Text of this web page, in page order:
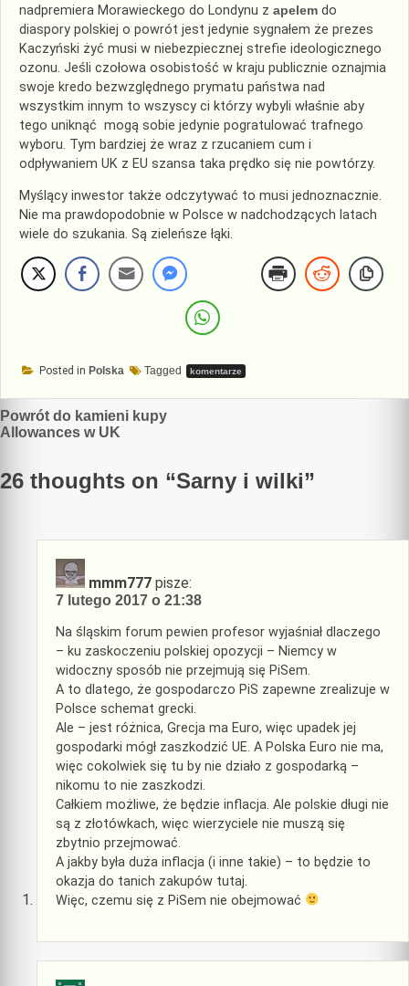
nadpremiera Morawieckego do Londynu z apelem do
diaspory polskiej o powrót jest jedynie sygnałem że prezes
Kaczyński żyć musi w niebezpiecznej strefie ideologicznego
ozonu. Jeśli czołowa osobistość w kraju publicznie oznajmia
swoje kredo bezwzględnego prymatu państwa nad
wszystkim innym to wszyscy ci którzy wybyli właśnie aby
tego uniknąć mogą sobie jedynie pogratulować trafnego
wyboru. Tym bardziej że wraz z rzucaniem cum i
odpływaniem UK z EU szansa taka prędko się nie powtórzy.
Myślący inwestor także odczytywać to musi jednoznacznie.
Nie ma prawdopodobnie w Polsce w nadchodzących latach
wiele do szukania. Są zieleńsze łąki.
Posted in Polska Tagged komentarze
Nawigacja
wpisu
Powrót do kamieni kupy
Allowances w UK
26 thoughts on “Sarny i wilki”
mmm777 pisze:
7 lutego 2017 o 21:38
Na śląskim forum pewien profesor wyjaśniał dlaczego
– ku zaskoczeniu polskiej opozycji – Niemcy w
widoczny sposób nie przejmują się PiSem.
A to dlatego, że gospodarczo PiS zapewne zrealizuje w
Polsce schemat grecki.
Ale – jest różnica, Grecja ma Euro, więc upadek jej
gospodarki mógł zaszkodzić UE. A Polska Euro nie ma,
więc cokolwiek się tu by nie działo z gospodarką –
nikomu to nie zaszkodzi.
Całkiem możliwe, że będzie inflacja. Ale polskie długi nie
są z złotówkach, więc wierzyciele nie muszą się
zbytnio przejmować.
A jakby była duża inflacja (i inne takie) – to będzie to
okazja do tanich zakupów tutaj.
Więc, czemu się z PiSem nie obejmować